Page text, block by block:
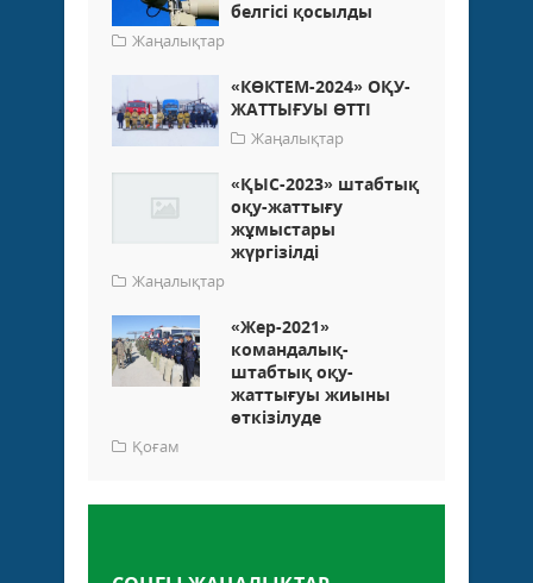
белгісі қосылды
Жаңалықтар
«КӨКТЕМ-2024» ОҚУ-
ЖАТТЫҒУЫ ӨТТІ
Жаңалықтар
«ҚЫС-2023» штабтық
оқу-жаттығу
жұмыстары
жүргізілді
Жаңалықтар
«Жер-2021»
командалық-
штабтық оқу-
жаттығуы жиыны
өткізілуде
Қоғам